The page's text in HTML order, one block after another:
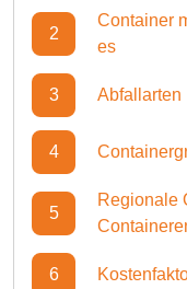
2
Container
es
3 Abfallarten
4
5
Regionale
6